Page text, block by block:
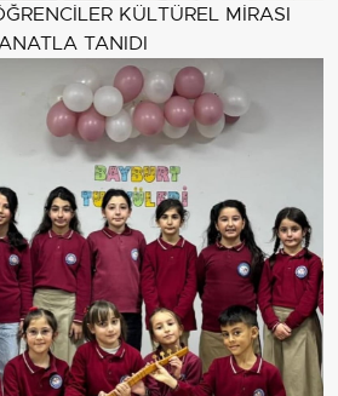
KÜLTÜREL MİRASI
TANIDI